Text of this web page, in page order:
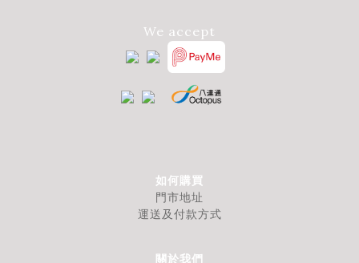
We accept
如何購買
門市地址
運送及付款方式
關於我們